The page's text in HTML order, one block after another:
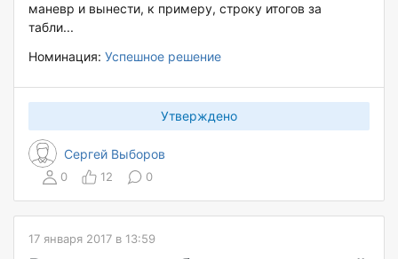
маневр и вынести, к примеру, строку итогов за
табли...
Номинация: Успешное решение
Сергей Выборов
Утверждено
0 12 0
17 января 2017 в 13:59